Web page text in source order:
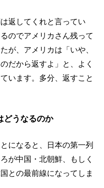
返してくれと言ってい
のでアメリカさん残って
が、アメリカは「いや、
だから返すよ」と、よく
います。多分、返すこと
どうなるのか
になると、日本の第一列
が中国・北朝鮮、もしく
との最前線になってしま